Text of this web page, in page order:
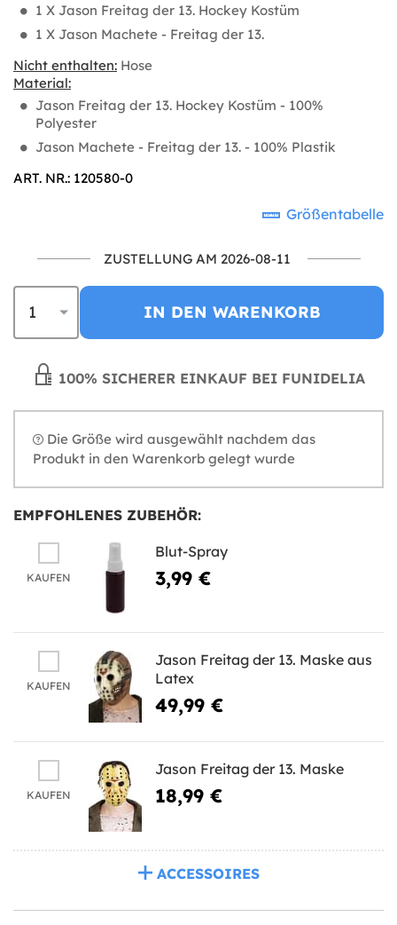
1 X Jason Freitag der 13. Hockey Kostüm
1 X Jason Machete - Freitag der 13.
Nicht enthalten: Hose
Material:
Jason Freitag der 13. Hockey Kostüm - 100%
Polyester
Jason Machete - Freitag der 13. - 100% Plastik
ART. NR.: 120580-0
Größentabelle
ZUSTELLUNG AM 2026-08-11
IN DEN WARENKORB
100% SICHERER EINKAUF BEI FUNIDELIA
Die Größe wird ausgewählt nachdem das
Produkt in den Warenkorb gelegt wurde
EMPFOHLENES ZUBEHÖR:
KAUFEN
Blut-Spray
3,99 €
KAUFEN
Jason Freitag der 13. Maske aus
Latex
49,99 €
KAUFEN
Jason Freitag der 13. Maske
18,99 €
ACCESSOIRES